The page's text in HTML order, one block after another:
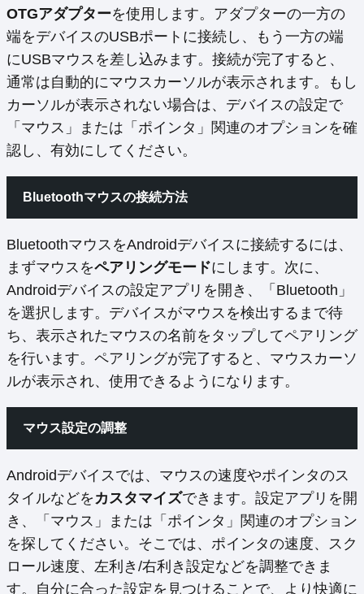
OTGアダプターを使用します。アダプターの一方の
端をデバイスのUSBポートに接続し、もう一方の端
にUSBマウスを差し込みます。接続が完了すると、
通常は自動的にマウスカーソルが表示されます。もし
カーソルが表示されない場合は、デバイスの設定で
「マウス」または「ポインタ」関連のオプションを確
認し、有効にしてください。
Bluetoothマウスの接続方法
BluetoothマウスをAndroidデバイスに接続するには、
まずマウスをペアリングモードにします。次に、
Androidデバイスの設定アプリを開き、「Bluetooth」
を選択します。デバイスがマウスを検出するまで待
ち、表示されたマウスの名前をタップしてペアリング
を行います。ペアリングが完了すると、マウスカーソ
ルが表示され、使用できるようになります。
マウス設定の調整
Androidデバイスでは、マウスの速度やポインタのス
タイルなどを カスタマイズできます。設定アプリを開
き、「マウス」または「ポインタ」関連のオプション
を探してください。そこでは、ポインタの速度、スク
ロール速度、左利き/右利き設定などを調整できま
す。自分に合った設定を見つけることで、より快適に